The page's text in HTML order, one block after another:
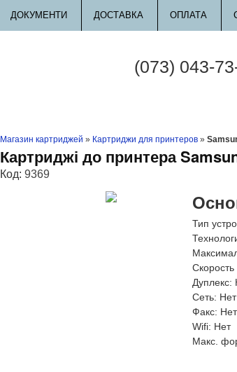
ДОКУМЕНТИ ДОСТАВКА ОПЛАТА
(073) 043-
Магазин картриджей » Картриджи для принтеров »
Картриджі до принтера
Код: 9369
Тип
Скорость
Дуплекс:
Сеть: Нет
Факс: Нет
Wifi: Нет
Макс.